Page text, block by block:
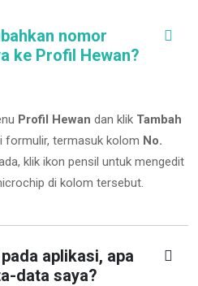
nomor
ke Profil Hewan?
Profil Hewan dan klik Tambah
formulir, termasuk kolom No.
klik ikon pensil untuk mengedit
di kolom tersebut.
aplikasi, apa
data saya?